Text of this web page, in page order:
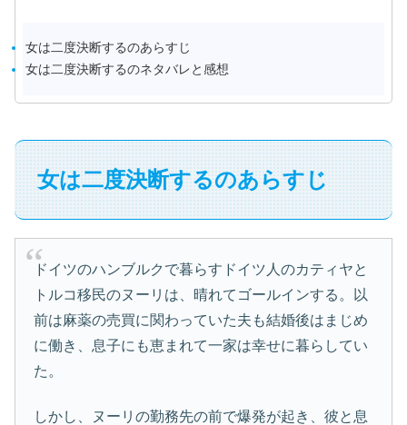
女は二度決断するのあらすじ
女は二度決断するのネタバレと感想
女は二度決断するのあらすじ
ドイツのハンブルクで暮らすドイツ人のカティヤと
トルコ移民のヌーリは、晴れてゴールインする。以
前は麻薬の売買に関わっていた夫も結婚後はまじめ
に働き、息子にも恵まれて一家は幸せに暮らしてい
た。
しかし、ヌーリの勤務先の前で爆発が起き、彼と息